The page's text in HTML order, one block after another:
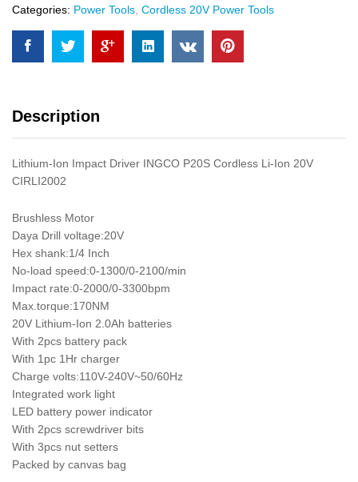
Categories: Power Tools Cordless 20V Power Tools
Description
Lithium-Ion Impact Driver INGCO P20S Cordless Li-Ion 20V
CIRLI2002
Brushless Motor
Daya Drill voltage:20V
Hex shank:1/4 Inch
No-load speed:0-1300/0-2100/min
Impact rate:0-2000/0-3300bpm
Max.torque:170NM
20V Lithium-Ion 2.0Ah batteries
With 2pcs battery pack
With 1pc 1Hr charger
Charge volts:110V-240V~50/60Hz
Integrated work light
LED battery power indicator
With 2pcs screwdriver bits
With 3pcs nut setters
Packed by canvas bag